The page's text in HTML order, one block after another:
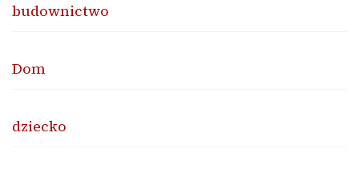
budownictwo
Dom
dziecko